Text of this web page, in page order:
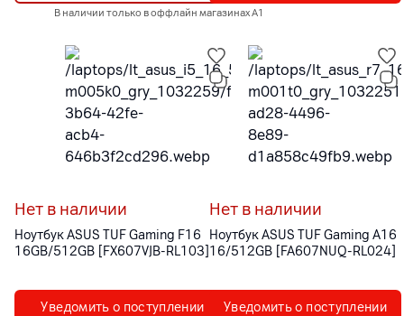
В наличии только в оффлайн магазинах А1
Нет в наличии
Ноутбук ASUS TUF Gaming F16
16GB/512GB [FX607VJB-RL103]
Уведомить о поступлении
Нет в наличии
Ноутбук ASUS TUF Gaming A16
16/512GB [FA607NUQ-RL024]
Уведомить о поступлении